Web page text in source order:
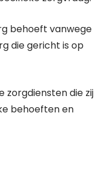
behoeft vanwege
die gericht is op
zorgdiensten die zij
behoeften en